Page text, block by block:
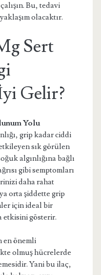
Bu, tedavi
olacaktır.
Sert
Gelir?
Yolu
grip kadar ciddi
sık görülen
algınlığına bağlı
gibi semptomları
daha rahat
orta şiddette grip
için ideal bir
etkisini gösterir.
en önemli
olmuş hücrelerde
Yani bu ilaç,